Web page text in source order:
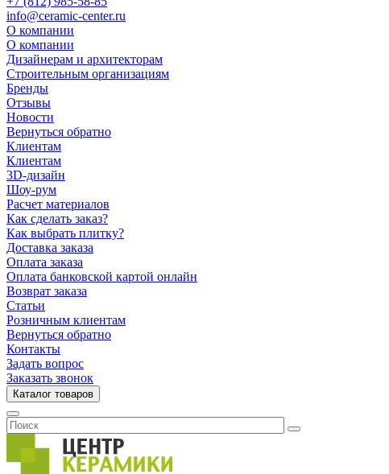
info@ceramic-center.ru
О компании
О компании
Дизайнерам и архитекторам
Строительным организациям
Бренды
Отзывы
Новости
Вернуться обратно
Клиентам
Клиентам
3D-дизайн
Шоу-рум
Расчет материалов
Как сделать заказ?
Как выбрать плитку?
Доставка заказа
Оплата заказа
Оплата банковской картой онлайн
Возврат заказа
Статьи
Розничным клиентам
Вернуться обратно
Контакты
Задать вопрос
Заказать звонок
Каталог товаров